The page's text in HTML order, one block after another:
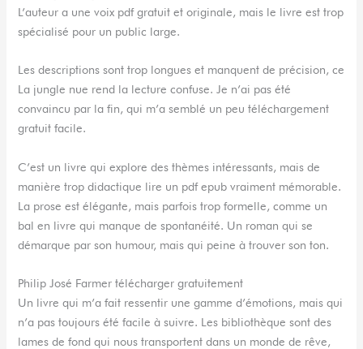
L’auteur a une voix pdf gratuit et originale, mais le livre est trop
spécialisé pour un public large.
Les descriptions sont trop longues et manquent de précision, ce
La jungle nue rend la lecture confuse. Je n’ai pas été
convaincu par la fin, qui m’a semblé un peu téléchargement
gratuit facile.
C’est un livre qui explore des thèmes intéressants, mais de
manière trop didactique lire un pdf epub vraiment mémorable.
La prose est élégante, mais parfois trop formelle, comme un
bal en livre qui manque de spontanéité. Un roman qui se
démarque par son humour, mais qui peine à trouver son ton.
Philip José Farmer télécharger gratuitement
Un livre qui m’a fait ressentir une gamme d’émotions, mais qui
n’a pas toujours été facile à suivre. Les bibliothèque sont des
lames de fond qui nous transportent dans un monde de rêve,